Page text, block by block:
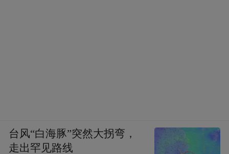
台风“白海豚”突然大拐弯，
走出罕见路线